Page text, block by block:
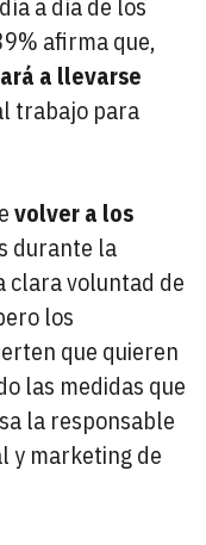
afirma que,
a llevarse
trabajo para
volver a los
durante la
clara voluntad de
los
que quieren
las medidas que
la responsable
y marketing de